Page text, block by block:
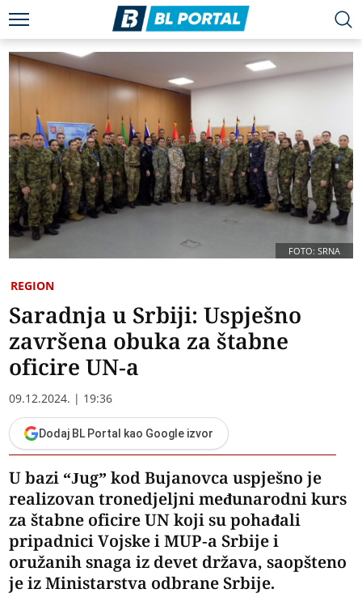
FOTO: SRNA
REGION
Saradnja u Srbiji: Uspješno
završena obuka za štabne
oficire UN-a
09.12.2024. | 19:36
Dodaj BL Portal kao Google izvor
U bazi “Jug” kod Bujanovca uspješno je
realizovan tronedjeljni međunarodni kurs
za štabne oficire UN koji su pohađali
pripadnici Vojske i MUP-a Srbije i
oružanih snaga iz devet država, saopšteno
je iz Ministarstva odbrane Srbije.